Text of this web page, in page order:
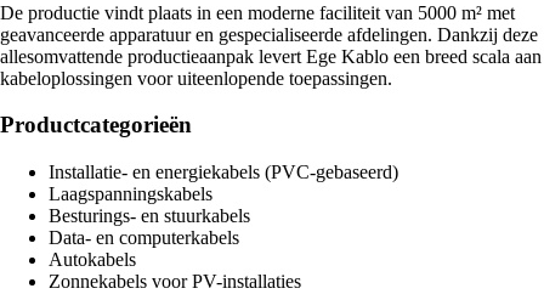
De productie vindt plaats in een moderne faciliteit van 5000 m² met
geavanceerde apparatuur en gespecialiseerde afdelingen. Dankzij deze
allesomvattende productieaanpak levert Ege Kablo een breed scala aan
kabeloplossingen voor uiteenlopende toepassingen.
Productcategorieën
Installatie- en energiekabels (PVC-gebaseerd)
Laagspanningskabels
Besturings- en stuurkabels
Data- en computerkabels
Autokabels
Zonnekabels voor PV-installaties